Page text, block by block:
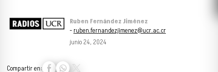
Ruben Fernández Jiménez
- ruben.fernandezjimenez@ucr.ac.cr
junio 24, 2024
Compartir en: